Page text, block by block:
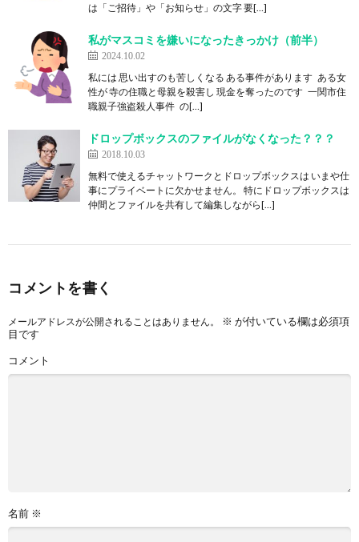
は「ご招待」や「お知らせ」の文字 要[…]
私がマスコミを嫌いになったきっかけ（前半）
2024.10.02
私には 思い出すのも苦しくなる ある事件があります ある女
性が 寺の住職と母親を殺害し 現金を奪ったのです 一関市住
職親子強盗殺人事件 の[…]
ドロップボックスのファイルがなくなった？？？
2018.10.03
無料で使えるチャットワークとドロップボックスは いまや仕
事にプライベートに欠かせません。 特にドロップボックスは
仲間とファイルを共有して編集しながら[…]
コメントを書く
メールアドレスが公開されることはありません。 ※ が付いている欄は必須項
目です
コメント
名前 ※